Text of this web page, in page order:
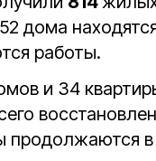
дома
работы.
и 34
продолжаются в